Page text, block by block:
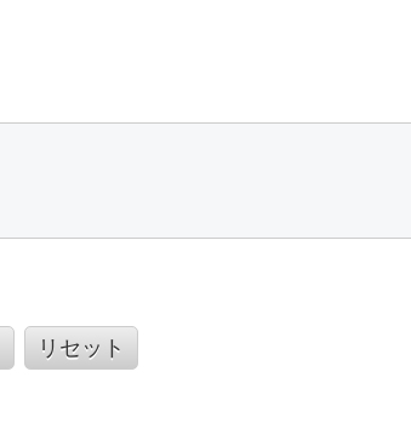
リセット